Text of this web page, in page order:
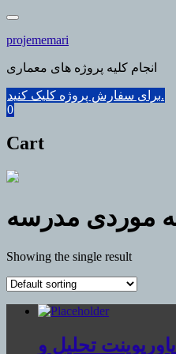
Skip
content
projememari
انجام کلیه پروژه های معماری
برای سفارش پروژه کلیک کنید.
0
Cart
موردی مدرسه
Showing the single result
پاورپوینت تحلیل و